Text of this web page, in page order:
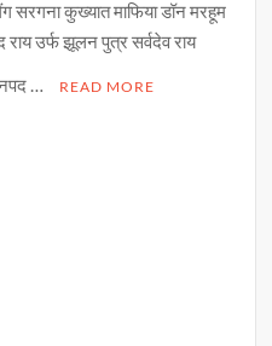
सरगना कुख्यात माफिया डॉन मरहूम
उर्फ झूलन पुत्र सर्वदेव राय
…
READ MORE